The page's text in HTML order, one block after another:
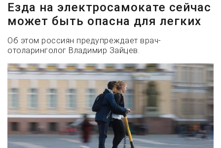
Езда на электросамокате сейчас
может быть опасна для легких
Об этом россиян предупреждает врач-
отоларинголог Владимир Зайцев.